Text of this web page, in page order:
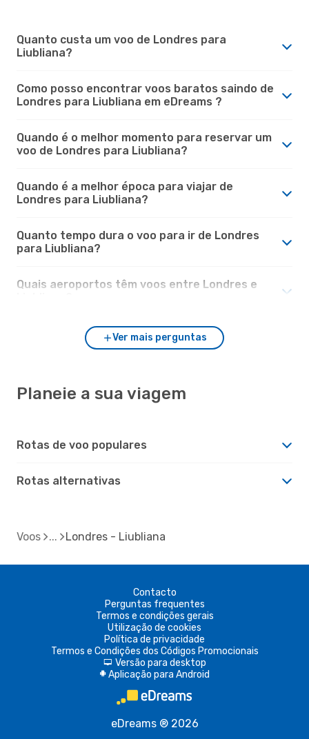
Quanto custa um voo de Londres para
Liubliana?
Como posso encontrar voos baratos saindo de
Londres para Liubliana em eDreams ?
Quando é o melhor momento para reservar um
voo de Londres para Liubliana?
Quando é a melhor época para viajar de
Londres para Liubliana?
Quanto tempo dura o voo para ir de Londres
para Liubliana?
Quais aeroportos têm voos entre Londres e
Ver mais perguntas
Planeie a sua viagem
Rotas de voo populares
Rotas alternativas
Voos Londres - Liubliana
Contacto
Perguntas frequentes
Termos e condições gerais
Utilização de cookies
Política de privacidade
Termos e Condições dos Códigos Promocionais
d Versão para desktop
A Aplicação para Android
eDreams ® 2026